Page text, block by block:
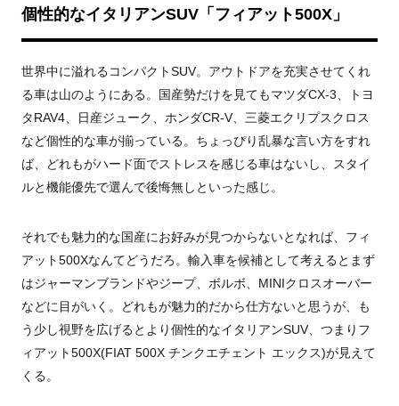
個性的なイタリアンSUV「フィアット500X」
世界中に溢れるコンパクトSUV。アウトドアを充実させてくれ
る車は山のようにある。国産勢だけを見てもマツダCX-3、トヨ
タRAV4、日産ジューク、ホンダCR-V、三菱エクリプスクロス
など個性的な車が揃っている。ちょっぴり乱暴な言い方をすれ
ば、どれもがハード面でストレスを感じる車はないし、スタイ
ルと機能優先で選んで後悔無しといった感じ。
それでも魅力的な国産にお好みが見つからないとなれば、フィ
アット500Xなんてどうだろ。輸入車を候補として考えるとまず
はジャーマンブランドやジープ、ボルボ、MINIクロスオーバー
などに目がいく。どれもが魅力的だから仕方ないと思うが、も
う少し視野を広げるとより個性的なイタリアンSUV、つまりフ
ィアット500X(FIAT 500X チンクエチェント エックス)が見えて
くる。